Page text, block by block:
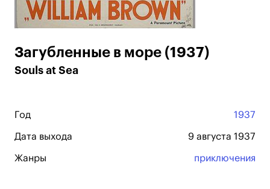
Загубленные в море (1937)
Souls at Sea
Год 1937
Дата выхода 9 августа 1937
Жанры приключения